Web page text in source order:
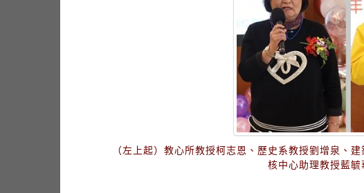
（左上起）教心所教授柯志恩、歷史系教授劉增泉、
核中心助理教授藍毓